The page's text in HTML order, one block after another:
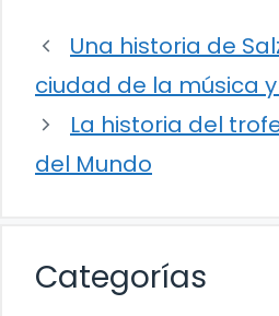
Una historia de
ciudad de la música
La historia del
del Mundo
Categorías